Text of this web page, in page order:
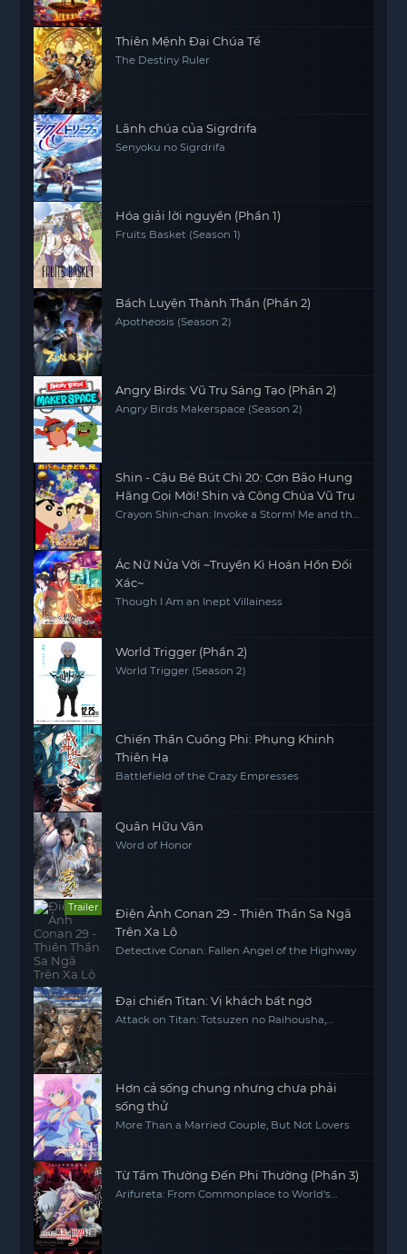
Thiên Mệnh Đại Chúa Tể
The Destiny Ruler
Lãnh chúa của Sigrdrifa
Senyoku no Sigrdrifa
Hóa giải lời nguyền (Phần 1)
Fruits Basket (Season 1)
Bách Luyện Thành Thần (Phần 2)
Apotheosis (Season 2)
Angry Birds: Vũ Trụ Sáng Tạo (Phần 2)
Angry Birds Makerspace (Season 2)
Shin - Cậu Bé Bút Chì 20: Cơn Bão Hung
Hăng Gọi Mời! Shin và Công Chúa Vũ Trụ
Crayon Shin-chan: Invoke a Storm! Me and the
Ác Nữ Nửa Vời ~Truyền Kì Hoán Hồn Đổi
Xác~
Though I Am an Inept Villainess
World Trigger (Phần 2)
World Trigger (Season 2)
Chiến Thần Cuồng Phi: Phụng Khinh
Thiên Hạ
Battlefield of the Crazy Empresses
Quân Hữu Vân
Word of Honor
Trailer
Điện Ảnh Conan 29 - Thiên Thần Sa Ngã
Trên Xa Lộ
Detective Conan: Fallen Angel of the Highway
Đại chiến Titan: Vị khách bất ngờ
Attack on Titan: Totsuzen no Raihousha,
Hơn cả sống chung nhưng chưa phải
sống thử
More Than a Married Couple, But Not Lovers
Từ Tầm Thường Đến Phi Thường (Phần 3)
Arifureta: From Commonplace to World's